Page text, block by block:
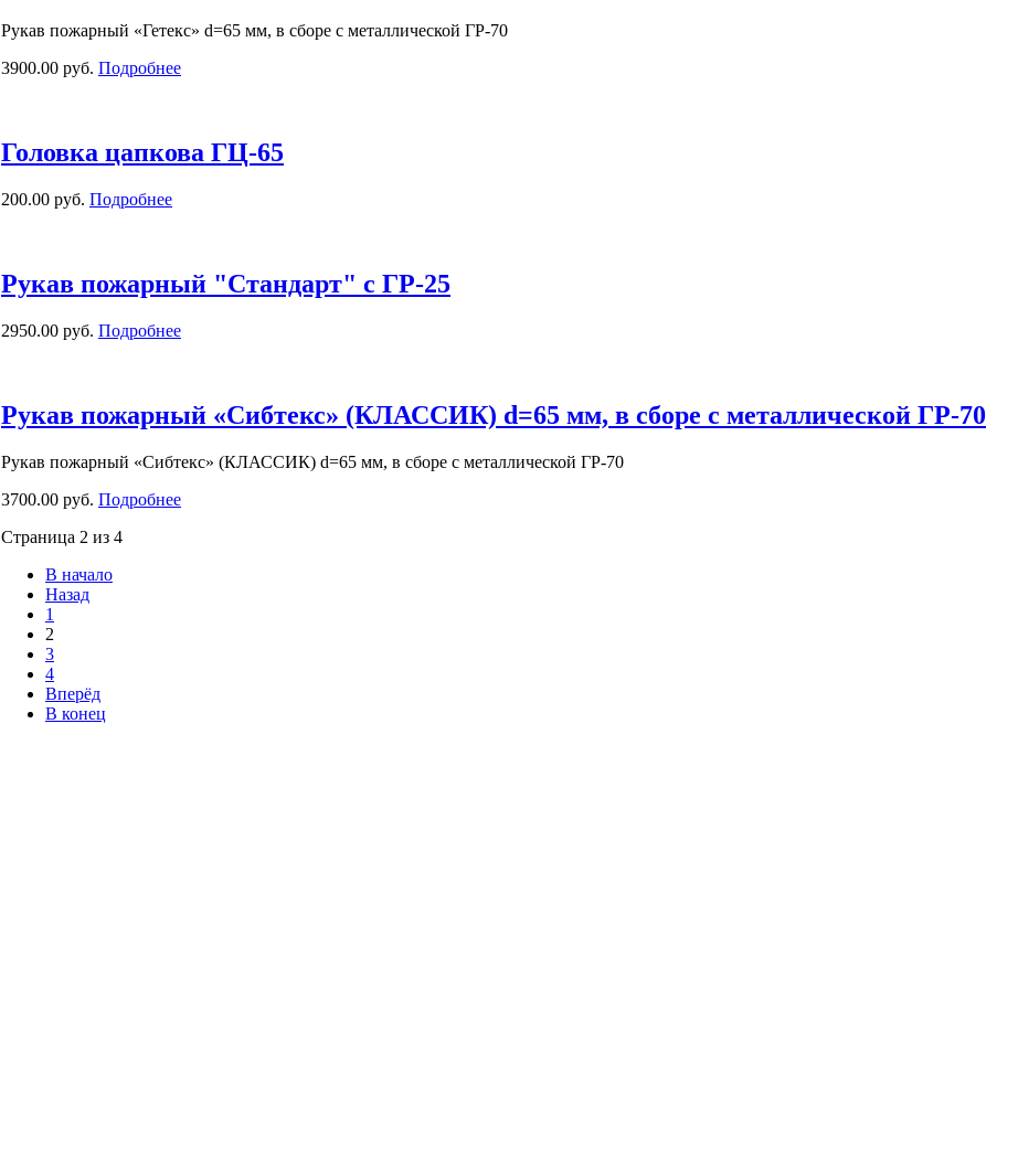
Рукав пожарный «Гетекс» d=65 мм, в сборе с металлической ГР-70
3900.00 руб. Подробнее
Головка цапкова ГЦ-65
200.00 руб. Подробнее
Рукав пожарный "Стандарт" с ГР-25
2950.00 руб. Подробнее
Рукав пожарный «Сибтекс» (КЛАССИК) d=65 мм, в сборе с металлической ГР-70
Рукав пожарный «Сибтекс» (КЛАССИК) d=65 мм, в сборе с металлической ГР-70
3700.00 руб. Подробнее
Страница 2 из 4
В начало
Назад
1
2
3
4
Вперёд
В конец